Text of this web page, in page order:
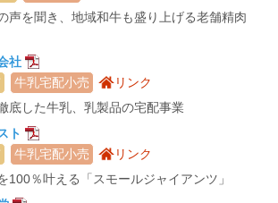
声を聞き、地域和牛も盛り上げる老舗精肉
社
牛乳宅配小売
リンク
底した牛乳、乳製品の宅配事業
ト
牛乳宅配小売
リンク
100％叶える「スモールジャイアンツ」